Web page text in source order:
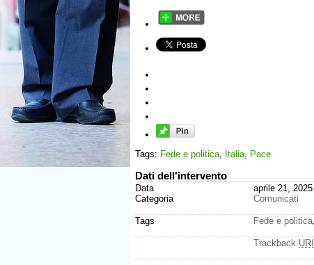
Tags: Fede e politica Italia Pace
Dati dell'intervento
Data
Categoria
aprile 21, 2025
Comunicati
Tags Fede e politica
Trackback URI